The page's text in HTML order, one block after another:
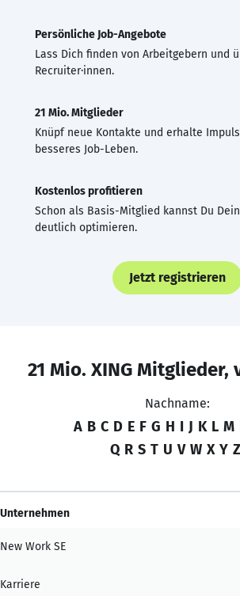
Persönliche Job-Angebote
Lass Dich finden von Arbeitgebern und
Recruiter·innen.
21 Mio. Mitglieder
Knüpf neue Kontakte und erhalte
besseres Job-Leben.
Kostenlos profitieren
Schon als Basis-Mitglied kannst Du
deutlich optimieren.
Jetzt registrieren
21 Mio. XING Mitglieder,
Nachname:
A B C D E F G H I J K L M
Q R S T U V W X Y Z
Unternehmen
New Work SE
Karriere